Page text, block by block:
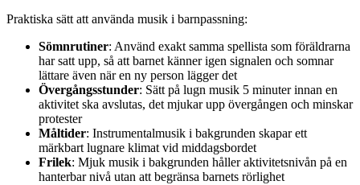
Praktiska sätt att använda musik i barnpassning:
Sömnrutiner: Använd exakt samma spellista som föräldrarna
har satt upp, så att barnet känner igen signalen och somnar
lättare även när en ny person lägger det
Övergångsstunder: Sätt på lugn musik 5 minuter innan en
aktivitet ska avslutas, det mjukar upp övergången och minskar
protester
Måltider: Instrumentalmusik i bakgrunden skapar ett
märkbart lugnare klimat vid middagsbordet
Frilek: Mjuk musik i bakgrunden håller aktivitetsnivån på en
hanterbar nivå utan att begränsa barnets rörlighet